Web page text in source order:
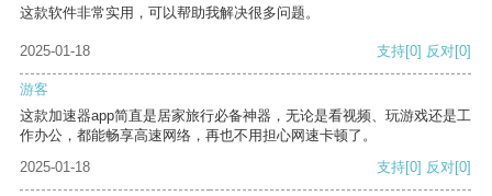
这款软件非常实用，可以帮助我解决很多问题。
2025-01-18 支持[0] 反对[0]
游客
这款加速器app简直是居家旅行必备神器，无论是看视频、玩游戏还是工
作办公，都能畅享高速网络，再也不用担心网速卡顿了。
2025-01-18
支持[0] 反对[0]